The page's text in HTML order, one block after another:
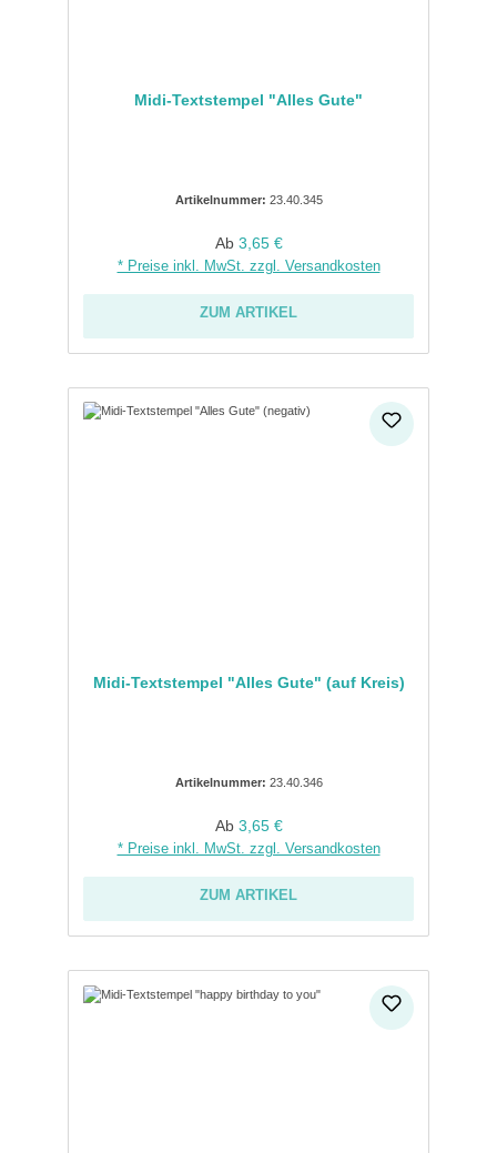
Midi-Textstempel "Alles Gute"
Artikelnummer: 23.40.345
Regulärer Preis:
Ab 3,65 €
* Preise inkl. MwSt. zzgl. Versandkosten
ZUM ARTIKEL
Midi-Textstempel "Alles Gute" (auf Kreis)
Artikelnummer: 23.40.346
Regulärer Preis:
Ab 3,65 €
* Preise inkl. MwSt. zzgl. Versandkosten
ZUM ARTIKEL